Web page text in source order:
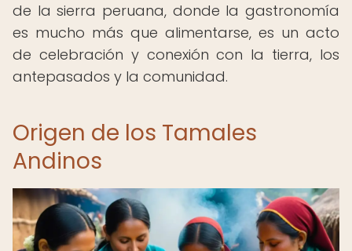
de la sierra peruana, donde la gastronomía
es mucho más que alimentarse, es un acto
de celebración y conexión con la tierra, los
antepasados y la comunidad.
Origen de los Tamales
Andinos